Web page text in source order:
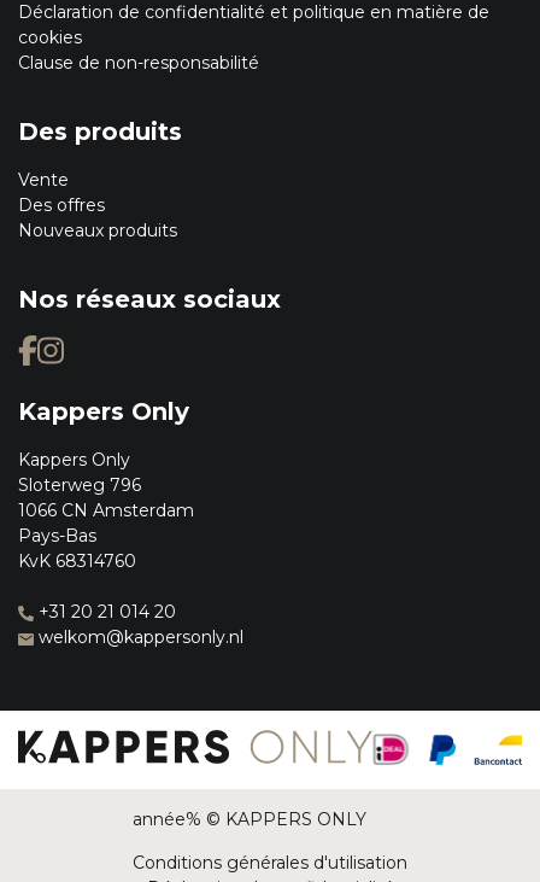
Déclaration de confidentialité et politique en matière de
cookies
Clause de non-responsabilité
Des produits
Vente
Des offres
Nouveaux produits
Nos réseaux sociaux
Kappers Only
Kappers Only
Sloterweg 796
1066 CN Amsterdam
Pays-Bas
KvK 68314760
+31 20 21 014 20
welkom@kappersonly.nl
année% © KAPPERS ONLY
Conditions générales d'utilisation